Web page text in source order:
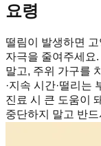
요령
떨림이 발생하면
자극을 줄여주세요
말고, 주위 가구를
·지속 시간·떨리는
진료 시 큰 도움이
중단하지 말고 반